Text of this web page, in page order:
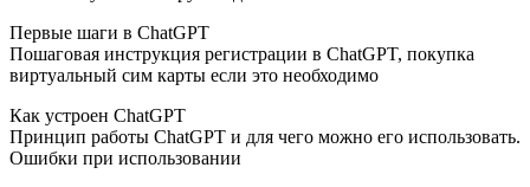
Первые шаги в ChatGPT
Пошаговая инструкция регистрации в ChatGPT, покупка
виртуальный сим карты если это необходимо
Как устроен ChatGPT
Принцип работы ChatGPT и для чего можно его использовать.
Ошибки при использовании